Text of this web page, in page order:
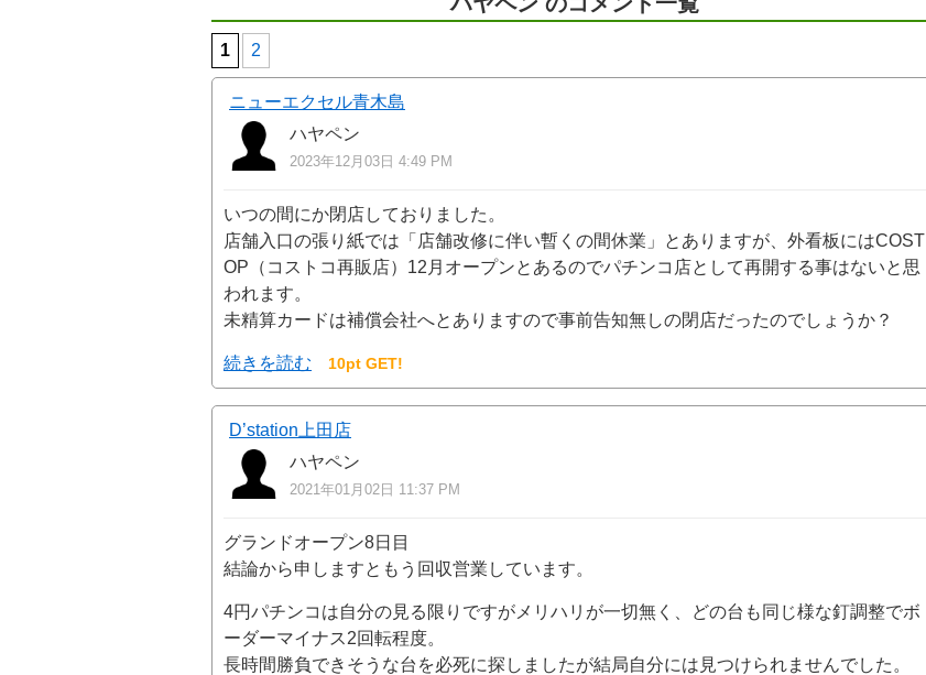
1 2
ニューエクセル青木島
ハヤペン
2023年12月03日 4:49 PM
いつの間にか閉店しておりました。
店舗入口の張り紙では「店舗改修に伴い暫くの間休業」とありますが、外看板にはCOST
OP（コストコ再販店）12月オープンとあるのでパチンコ店として再開する事はないと思
われます。
未精算カードは補償会社へとありますので事前告知無しの閉店だったのでしょうか？
続きを読む 10pt GET!
D’station上田店
ハヤペン
2021年01月02日 11:37 PM
グランドオープン8日目
結論から申しますともう回収営業しています。
4円パチンコは自分の見る限りですがメリハリが一切無く、どの台も同じ様な釘調整でボ
ーダーマイナス2回転程度。
長時間勝負できそうな台を必死に探しましたが結局自分には見つけられませんでした。